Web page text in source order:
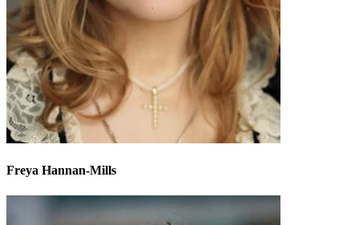
Freya Hannan-Mills